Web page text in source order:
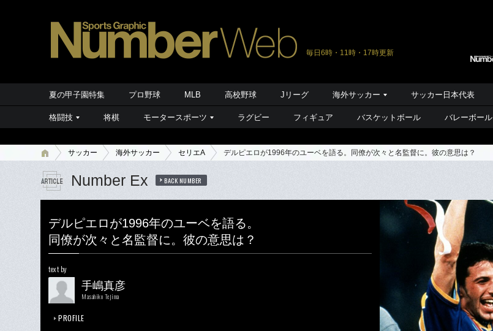
毎日6時・11時・17時更新
夏の甲子園特集 プロ野球 MLB 高校野球 Jリーグ 海外サッカー サッカー日本代表
格闘技 将棋 モータースポーツ ラグビー フィギュア バスケットボール バレーボール
サッカー 海外サッカー セリエA デルピエロが1996年のユーベを語る。同僚が次々と名監督に。彼の意思は？
Number Ex BACK NUMBER
デルピエロが1996年のユーベを語る。
同僚が次々と名監督に。彼の意思は？
text by
手嶋真彦
Masahiko Tejima
PROFILE